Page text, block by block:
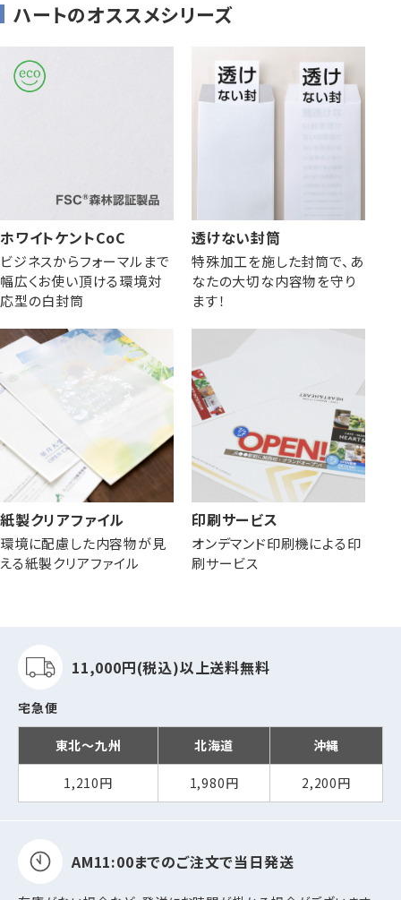
その他
プリンター
ハートのオススメシリーズ
ホワイトケントCoC
ビジネスからフォーマルまで
幅広くお使い頂ける環境対
応型の白封筒
透けない封筒
特殊加工を施した封筒で、あ
なたの大切な内容物を守り
ます！
紙製クリアファイル
環境に配慮した内容物が見
える紙製クリアファイル
印刷サービス
オンデマンド印刷機による印
刷サービス
11,000円(税込)以上送料無料
宅急便
東北～九州 北海道 沖縄
1,210円 1,980円 2,200円
AM11:00までのご注文で当日発送